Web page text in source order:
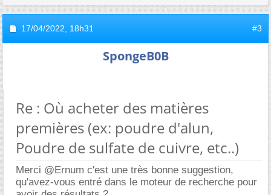
17/04/2022, 18h31 #3
SpongeB0B
Re : Où acheter des matières
premières (ex: poudre d'alun,
Poudre de sulfate de cuivre, etc..)
Merci @Ernum c'est une très bonne suggestion,
qu'avez-vous entré dans le moteur de recherche pour